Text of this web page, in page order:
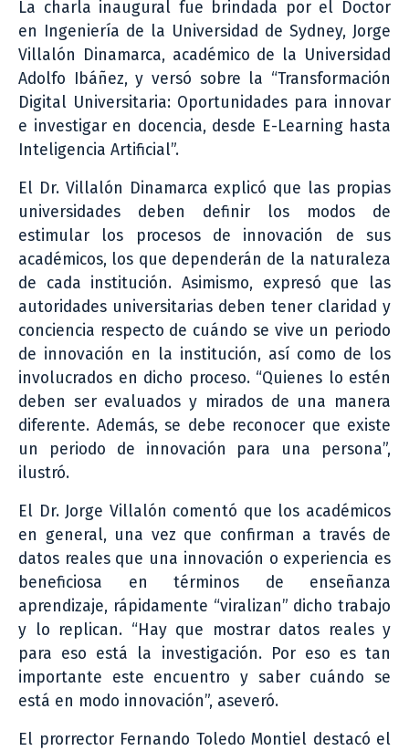
La charla inaugural fue brindada por el Doctor
en Ingeniería de la Universidad de Sydney, Jorge
Villalón Dinamarca, académico de la Universidad
Adolfo Ibáñez, y versó sobre la “Transformación
Digital Universitaria: Oportunidades para innovar
e investigar en docencia, desde E-Learning hasta
Inteligencia Artificial”.
El Dr. Villalón Dinamarca explicó que las propias
universidades deben definir los modos de
estimular los procesos de innovación de sus
académicos, los que dependerán de la naturaleza
de cada institución. Asimismo, expresó que las
autoridades universitarias deben tener claridad y
conciencia respecto de cuándo se vive un periodo
de innovación en la institución, así como de los
involucrados en dicho proceso. “Quienes lo estén
deben ser evaluados y mirados de una manera
diferente. Además, se debe reconocer que existe
un periodo de innovación para una persona”,
ilustró.
El Dr. Jorge Villalón comentó que los académicos
en general, una vez que confirman a través de
datos reales que una innovación o experiencia es
beneficiosa en términos de enseñanza
aprendizaje, rápidamente “viralizan” dicho trabajo
y lo replican. “Hay que mostrar datos reales y
para eso está la investigación. Por eso es tan
importante este encuentro y saber cuándo se
está en modo innovación”, aseveró.
El prorrector Fernando Toledo Montiel destacó el